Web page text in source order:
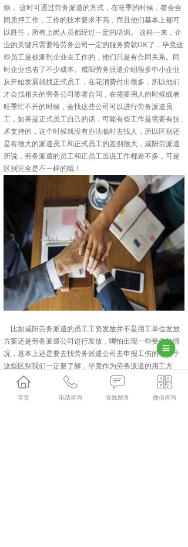
烦， 这时可通过劳务派遣的方式，在旺季的时候，签合合
同质押工作，工作的技术要求不高，而且他们基本上都可
以胜任，所有上岗人员都经过一定的培训。 这样一来，企
业的关键只需要给劳务公司一定的服务费就OK了，毕竟这
些员工是被派到企业去工作的，他们只是有合同关系。同
时企业也省了不少成本。咸阳劳务派遣介绍很多中小企业
从开始发展就找正式员工，在花消费付出很多，所以他们
才会找相关的劳务公司签署合同，在需要用人的时候或者
旺季忙不开的时候，会找这些公司可以进行劳务派遣员
工，如果是正式员工自己的话，可能有些工作是需要有技
术支持的，这个时候就没有办法临时去找人，所以区别还
是有很大的派遣员工和正式员工的差别很大，咸阳劳派遣
所说，劳务派遣的员工和正员工虽说工作都差不多，可是
区别完全是不一样的哦！
比如咸阳劳务派遣的员工工资发放并不是用工单位发放
方案还是劳务派遣公司进行发放，哪怕出现一些受伤的情
况，基本上还是要去找劳务派遣公司去申报工伤的，对于
这些区别我们一定要了解，毕竟作为劳务派遣的用工方
式，我们一定要了解清楚，虽然还是在这个工厂工作，可
是所属单位还是不一样的.如果你对咸阳劳务派遣不是很了
解，可关注陕西金伯乐人力资源有限公司。
首页 电话咨询 在线留言 微信咨询